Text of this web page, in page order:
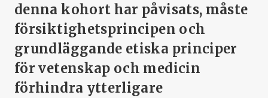
denna kohort har påvisats, måste
försiktighetsprincipen och
grundläggande etiska principer
för vetenskap och medicin
förhindra ytterligare